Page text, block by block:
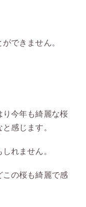
できません。
今年も綺麗な桜
感じます。
れません。
この桜も綺麗で感